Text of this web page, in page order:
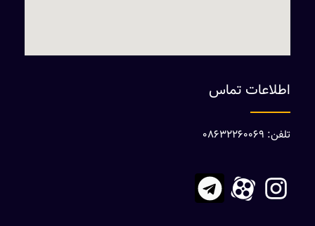
اطلاعات تماس
تلفن: 08632260069